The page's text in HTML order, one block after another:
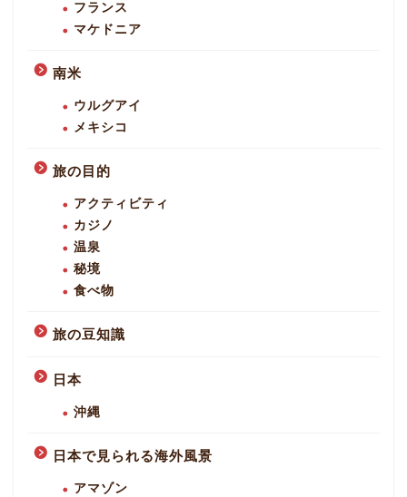
フランス
マケドニア
南米
ウルグアイ
メキシコ
旅の目的
アクティビティ
カジノ
温泉
秘境
食べ物
旅の豆知識
日本
沖縄
日本で見られる海外風景
アマゾン